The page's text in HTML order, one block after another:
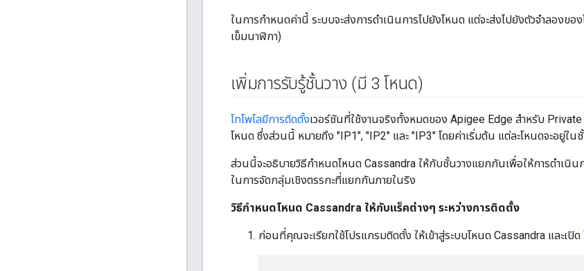
ในการกำหนดค่านี้ ระบบจะส่งการดำเนินการไปยังโหนด แต่จะส่งไปยังตัวจำลอง
เข็มนาฬิกา)
เพิ่มการรับรู้ชั้นวาง (มี 3 โหนด)
โทโพโลยีการติดตั้งเวอร์ชันที่ใช้งานจริงทั้งหมดของ Apigee Edge สำหรับ
โหนด ซึ่งส่วนนี้ หมายถึง "IP1", "IP2" และ "IP3" โดยค่าเริ่มต้น แต่ละโหนดจะอยู่ใน
ส่วนนี้จะอธิบายวิธีกำหนดโหนด Cassandra ให้กับชั้นวางแยกกันเพื่อให้การดำเนิ
ในการจัดกลุ่มเชิงตรรกะที่แยกกันภายในริง
วิธีกำหนดโหนด Cassandra ให้กับแร็คต่างๆ ระหว่างการติดตั้ง
ก่อนที่คุณจะเรียกใช้โปรแกรมติดตั้ง ให้เข้าสู่ระบบโหนด Cassandra และเปิด